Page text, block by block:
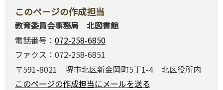
このページの作成担当
教育委員会事務局 北図書館
電話番号： 072-258-6850
ファクス：072-258-6851
〒591-8021 堺市北区新金岡町5丁1-4 北区役所内
このページの作成担当にメールを送る